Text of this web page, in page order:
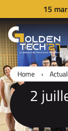
15
Home ›
2